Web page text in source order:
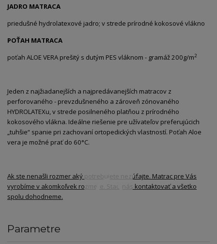
JADRO MATRACA
priedušné hydrolatexové jadro; v strede prírodné kokosové vlákno
POŤAH MATRACA
poťah ALOE VERA prešitý s dutým PES vláknom - gramáž 200g/m2
Jeden z najžiadanejších a najpredávanejších matracov z
perforovaného - prevzdušneného a zároveň zónovaného
HYDROLATEXu, v strede posilneného platňou z prírodného
kokosového vlákna. Ideálne riešenie pre užívateľov preferujúcich
„tuhšie“ spanie pri zachovaní ortopedických vlastností. Poťah Aloe
vera je možné prať do 60°C.
Ak ste nenašli rozmer aký potrebujete nezúfajte. Matrac pre Vás
vyrobíme v akomkoľvek rozmere. Stačí nás kontaktovať a všetko
spolu dohodneme.
Parametre